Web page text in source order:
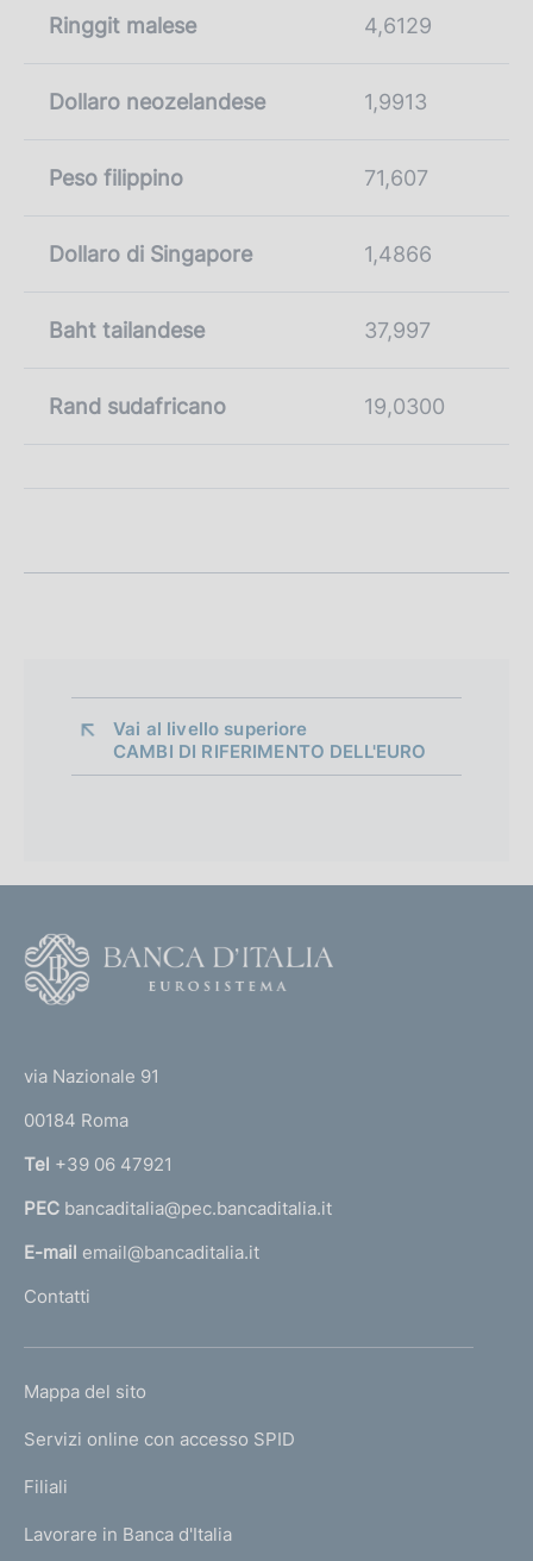
Ringgit malese 4,6129
Dollaro neozelandese 1,9913
Peso filippino 71,607
Dollaro di Singapore 1,4866
Baht tailandese 37,997
Rand sudafricano 19,0300
Vai al livello superiore
CAMBI DI RIFERIMENTO DELL'EURO
r
n
a
l
'
m
e
a
g
via Nazionale 91
00184 Roma
Tel +39 06 47921
PEC bancaditalia@pec.bancaditalia.it
E-mail email@bancaditalia.it
Contatti
L
N
K
T
Mappa del sito
Servizi online con accesso SPID
Filiali
Lavorare in Banca d'Italia